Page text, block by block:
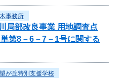
事務所
局部改良事業 用地調査点
第8－6－7－1号に関する
が丘特別支援学校